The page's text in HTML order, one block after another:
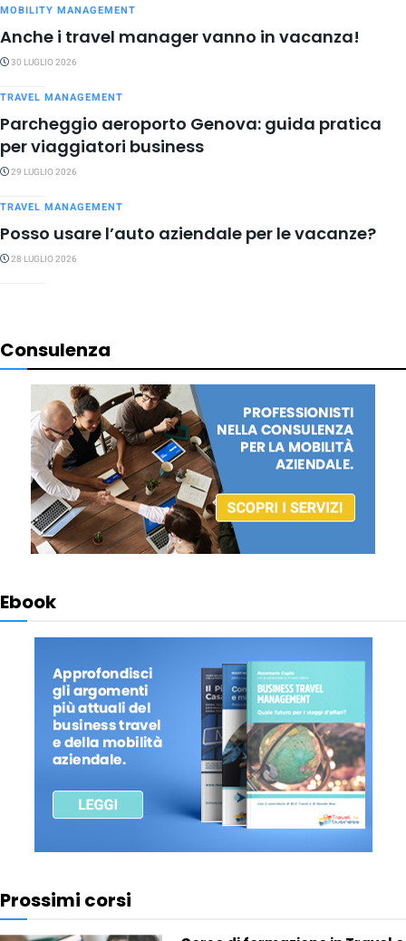
MOBILITY MANAGEMENT
Anche i travel manager vanno in vacanza!
30 LUGLIO 2026
TRAVEL MANAGEMENT
Parcheggio aeroporto Genova: guida pratica
per viaggiatori business
29 LUGLIO 2026
TRAVEL MANAGEMENT
Posso usare l’auto aziendale per le vacanze?
28 LUGLIO 2026
Consulenza
Ebook
Prossimi corsi